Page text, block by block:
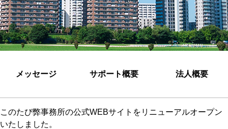
メッセージ サポート概要 法人概要
このたび弊事務所の公式WEBサイトをリニューアルオープン
いたしました。